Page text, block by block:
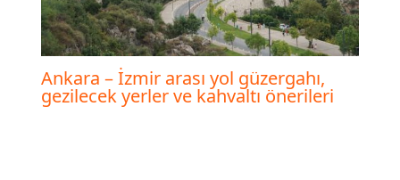
Ankara – İzmir arası yol güzergahı,
gezilecek yerler ve kahvaltı önerileri